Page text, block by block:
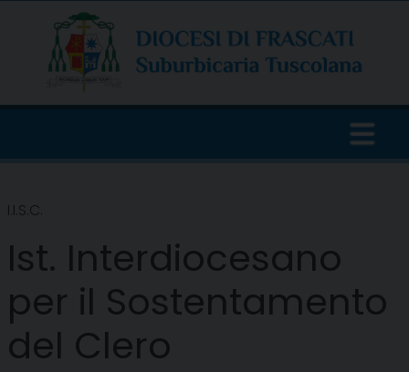
content
I.I.S.C.
Ist. Interdiocesano
per il Sostentamento
del Clero